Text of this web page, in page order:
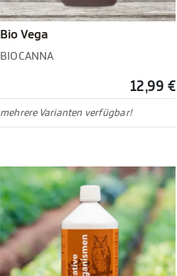
Bio Vega
BIOCANNA
12,99 €
mehrere Varianten verfügbar!